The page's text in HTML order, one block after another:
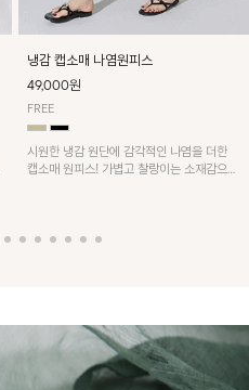
냉감 캡소매 나염원피스
49,000원
FREE
시원한 냉감 원단에 감각적인 나염을 더한
캡소매 원피스! 가볍고 찰랑이는 소재감으로